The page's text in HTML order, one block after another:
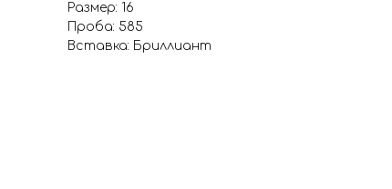
Размер: 16
Проба: 585
Вставка: Бриллиант